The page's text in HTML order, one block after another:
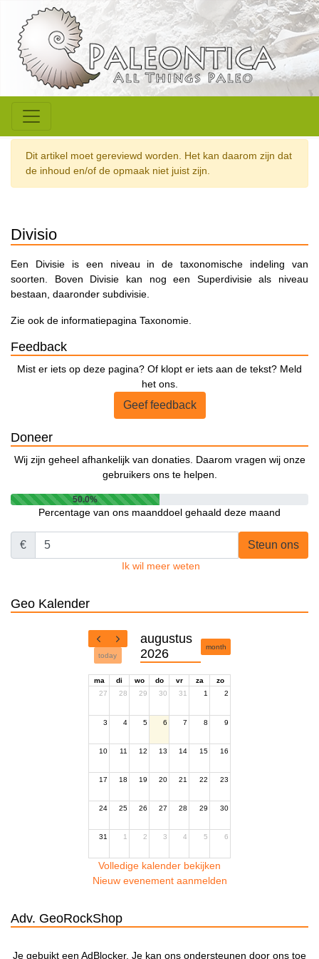
Dit artikel moet gereviewd worden. Het kan daarom zijn dat
de inhoud en/of de opmaak niet juist zijn.
Divisio
Een Divisie is een niveau in de taxonomische indeling van
soorten. Boven Divisie kan nog een Superdivisie als niveau
bestaan, daaronder subdivisie.
Zie ook de informatiepagina Taxonomie.
Feedback
Mist er iets op deze pagina? Of klopt er iets aan de tekst? Meld
het ons.
Geef feedback
Doneer
Wij zijn geheel afhankelijk van donaties. Daarom vragen wij onze
gebruikers ons te helpen.
50.0%
Percentage van ons maanddoel gehaald deze maand
€ Steun ons
Ik wil meer weten
Geo Kalender
today
augustus
2026
month
ma di wo do vr za
zo
27
28 29 30 31 1 2
3 4 5 6 7 8 9
10 11 12 13 14 15 16
17 18 19 20 21 22 23
24 25 26 27 28 29 30
31 1 2 3 4 5 6
Volledige kalender bekijken
Nieuw evenement aanmelden
Adv. GeoRockShop
Je gebuikt een AdBlocker. Je kan ons ondersteunen door ons toe